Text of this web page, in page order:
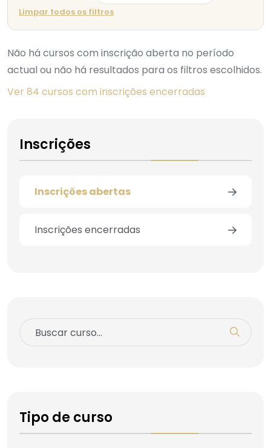
Limpar todos os filtros
Não há cursos com inscrição aberta no período
actual ou não há resultados para os filtros escolhidos.
Ver 84 cursos com inscrições encerradas
Inscrições
Inscrições abertas
Inscrições encerradas
Tipo de curso